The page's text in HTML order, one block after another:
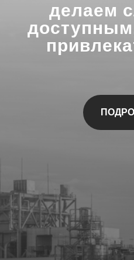
делаем